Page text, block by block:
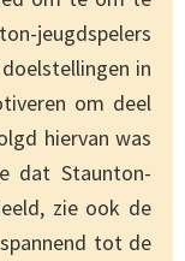
jeugdspelers
in
om deel
hiervan was
dat Staunton-
zie ook de
tot de